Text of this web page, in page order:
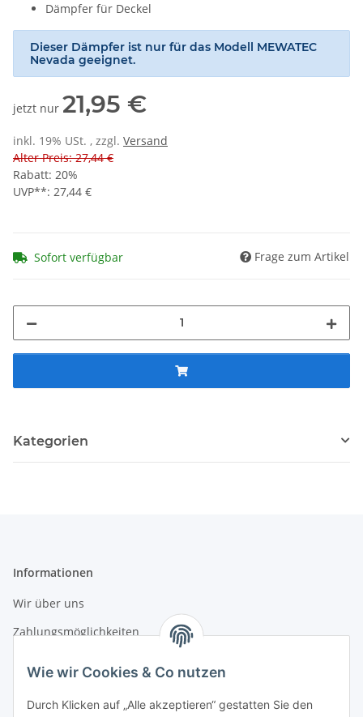
Wie wir Cookies & Co nutzen
Durch Klicken auf „Alle akzeptieren“ gestatten Sie den
Dämpfer für Deckel
Dieser Dämpfer ist nur für das Modell MEWATEC
Nevada geeignet.
jetzt nur 21,95 €
inkl. 19% USt. , zzgl. Versand
Alter Preis: 27,44 €
Rabatt: 20%
UVP**: 27,44 €
Sofort verfügbar Frage zum Artikel
Kategorien
Informationen
Wir über uns
Zahlungsmöglichkeiten
Gesetzliche Informationen